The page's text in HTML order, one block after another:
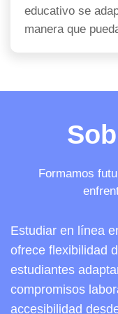
educativo se
manera que
Formamos
Estudiar en línea
ofrece flexibilidad
estudiantes
compromisos
accesibilidad